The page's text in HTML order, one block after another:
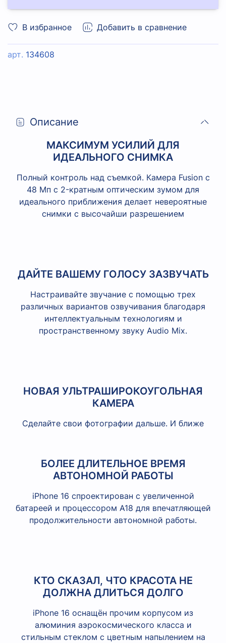
В избранное Добавить в сравнение
арт. 134608
Описание
МАКСИМУМ УСИЛИЙ ДЛЯ
ИДЕАЛЬНОГО СНИМКА
Полный контроль над съемкой. Камера Fusion с
48 Мп с 2-кратным оптическим зумом для
идеального приближения делает невероятные
снимки с высочайши разрешением
ДАЙТЕ ВАШЕМУ ГОЛОСУ ЗАЗВУЧАТЬ
Настраивайте звучание с помощью трех
различных вариантов озвучивания благодаря
интеллектуальным технологиям и
пространственному звуку Audio Mix.
НОВАЯ УЛЬТРАШИРОКОУГОЛЬНАЯ
КАМЕРА
Сделайте свои фотографии дальше. И ближе
БОЛЕЕ ДЛИТЕЛЬНОЕ ВРЕМЯ
АВТОНОМНОЙ РАБОТЫ
iPhone 16 спроектирован с увеличенной
батареей и процессором A18 для впечатляющей
продолжительности автономной работы.
КТО СКАЗАЛ, ЧТО КРАСОТА НЕ
ДОЛЖНА ДЛИТЬСЯ ДОЛГО
iPhone 16 оснащён прочим корпусом из
алюминия аэрокосмического класса и
стильным стеклом с цветным напылением на